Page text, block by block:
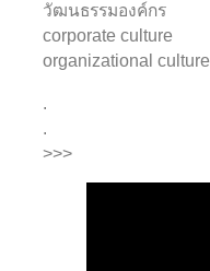
วัฒนธรรมองค์กร⁣⁣
corporate culture⁣⁣
organizational culture⁣⁣
.
.
>>>